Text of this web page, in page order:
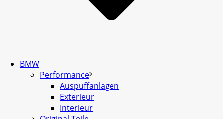
BMW
Performance
Auspuffanlagen
Exterieur
Interieur